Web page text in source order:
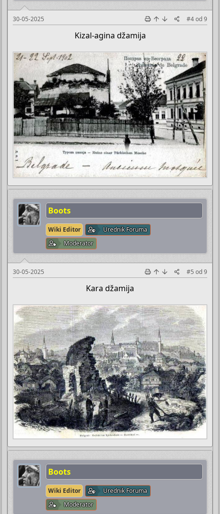
30-05-2025 #4od9
Kizal-agina džamija
Boots
Wiki Editor
Urednik Foruma
Moderator
30-05-2025 #5 od9
Kara džamija
Boots
Wiki Editor
Urednik Foruma
Moderator